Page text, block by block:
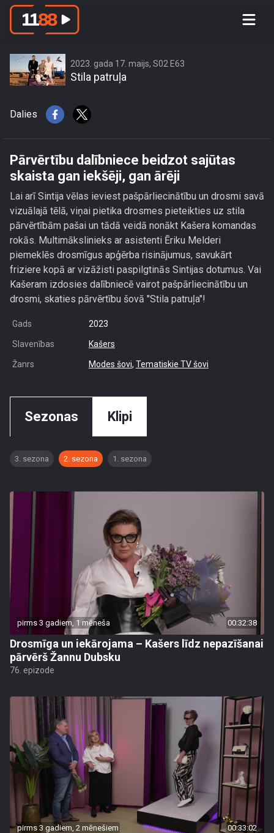
Pārvērtību dalībniece beidzot sajūtas
2023. gada 17. maijs, S02 E63
Stila patruļa
Dalies
Pārvērtību dalībniece beidzot sajūtas
skaista gan iekšēji, gan ārēji
Lai arī Sintija vēlas ieviest pašpārliecinātību un drosmi savā
vizuālajā tēlā, viņai pietika drosmes pieteikties uz stila
pārvērtībām pašai un tādā veidā nonākt Kašera komandas
rokās. Multimākslinieks ar asistenti Ēriku Melderi
piemeklēs drosmīgus apģērba risinājumus, savukārt
friziere kopā ar vizāžisti paspilgtinās Sintijas dotumus. Vai
Kašeram izdosies dalībniecē vairot pašpārliecinātību un
drosmi, skaties pārvērtību šovā "Stila patruļa"!
Gads 2023
Slavenības Kašers
Žanrs Modes šovi, Tematiskie TV šovi
Sezonas Klipi
3. sezona 2. sezona 1. sezona
pirms 3 gadiem, 1 mēneša 00:32:38
Drosmīga un iekārojama – Kašers līdz nepazīšanai
pārvērš Žannu Dubsku
76. epizode
pirms 3 gadiem, 2 mēnešiem 00:33:02